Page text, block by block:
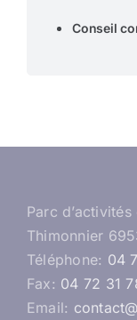
Conseil
Parc
Thimonnier
Téléphone: 04
Fax: 04 72 31
Email: